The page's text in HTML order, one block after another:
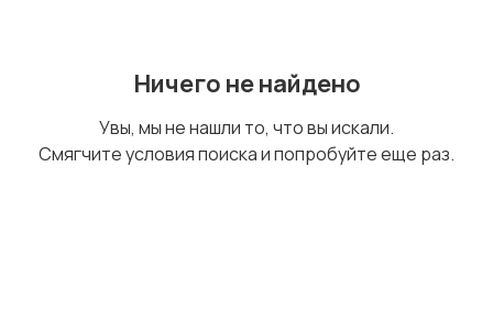
Ничего не найдено
Увы, мы не нашли то, что вы искали.
Смягчите условия поиска и попробуйте еще раз.